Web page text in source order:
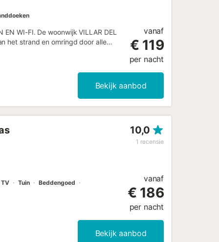
EN WI-FI. De woonwijk VILLAR DEL
het strand en omringd door alle
aparte keuken, een complete
verdieping: 4 slaapkamers (2
zwembad en
Het is uitgerust met: TV,
vanaf
€ 119
per nacht
Bekijk aanbod
10,0
1 recensie
TV Tuin
Beddengoed
vanaf
€ 186
per nacht
Bekijk aanbod